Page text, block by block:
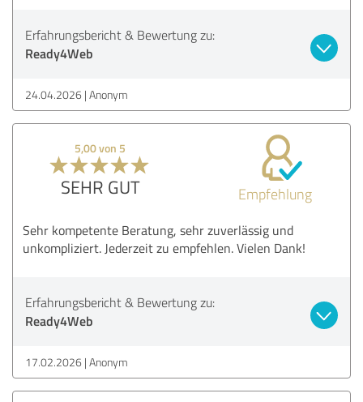
Erfahrungsbericht & Bewertung zu:
Ready4Web
24.04.2026 Anonym
5,00 von 5
SEHR GUT Empfehlung
Sehr kompetente Beratung, sehr zuverlässig und
unkompliziert. Jederzeit zu empfehlen. Vielen Dank!
Erfahrungsbericht & Bewertung zu:
Ready4Web
17.02.2026 Anonym